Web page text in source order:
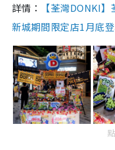
詳情：
【荃灣DONKI
新城期間限定店1月底